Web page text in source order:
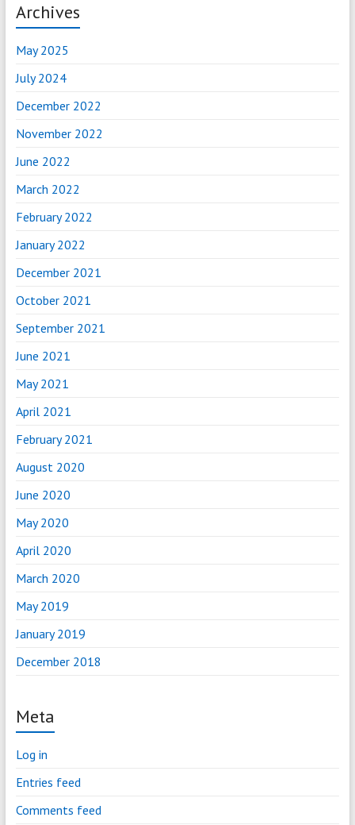
Archives
May 2025
July 2024
December 2022
November 2022
June 2022
March 2022
February 2022
January 2022
December 2021
October 2021
September 2021
June 2021
May 2021
April 2021
February 2021
August 2020
June 2020
May 2020
April 2020
March 2020
May 2019
January 2019
December 2018
Meta
Log in
Entries feed
Comments feed